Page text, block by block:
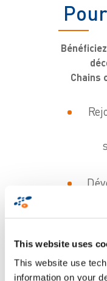
This website uses
This website use
information on your
Chains